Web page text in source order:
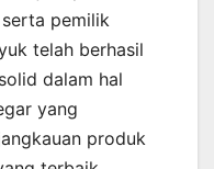
pemilik
telah berhasil
dalam hal
yang
produk